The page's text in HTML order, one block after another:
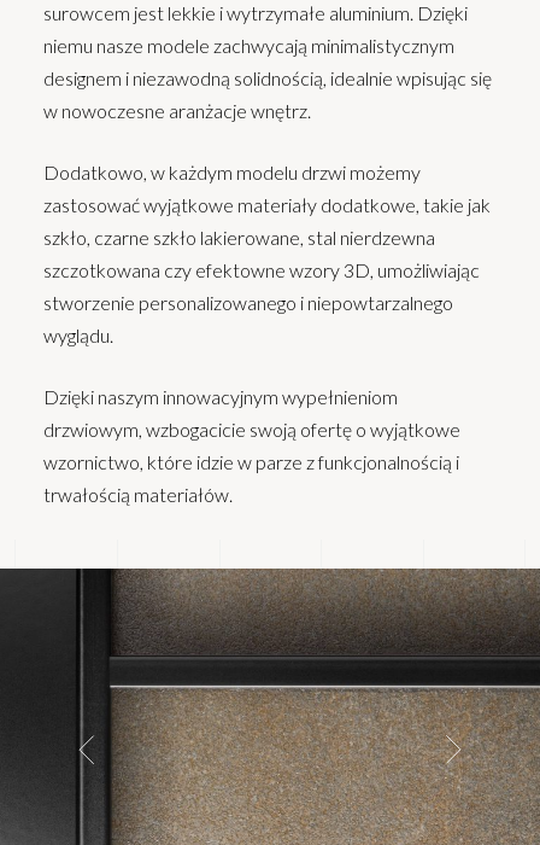
surowcem jest lekkie i wytrzymałe aluminium. Dzięki
niemu nasze modele zachwycają minimalistycznym
designem i niezawodną solidnością, idealnie wpisując się
w nowoczesne aranżacje wnętrz.
Dodatkowo, w każdym modelu drzwi możemy
zastosować wyjątkowe materiały dodatkowe, takie jak
szkło, czarne szkło lakierowane, stal nierdzewna
szczotkowana czy efektowne wzory 3D, umożliwiając
stworzenie personalizowanego i niepowtarzalnego
wyglądu.
Dzięki naszym innowacyjnym wypełnieniom
drzwiowym, wzbogacicie swoją ofertę o wyjątkowe
wzornictwo, które idzie w parze z funkcjonalnością i
trwałością materiałów.